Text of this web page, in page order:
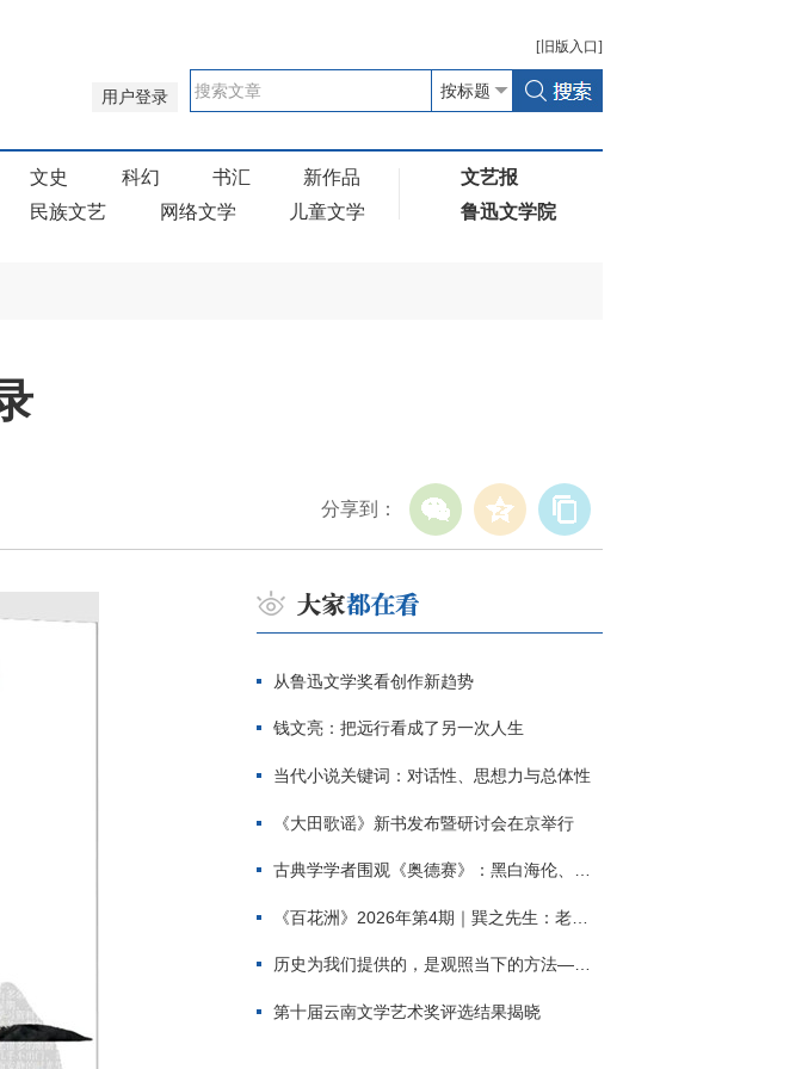
[ 旧版 入口]
用户登录
文史 科幻 书汇
新作品
民族文艺 网络文学 儿童文学
文艺报
鲁迅文学院
分享到：
从鲁迅文学奖看创作新趋势
钱文亮：把远行看成了另一次人生
当代小说关键词：对话性、思想力与总体性
《大田歌谣》新书发布暨研讨会在京举行
古典学学者围观《奥德赛》：黑白海伦、佩涅罗佩的别针与神秘入侵者
《百花洲》2026年第4期｜巽之先生：老兵朱向前侧记三题
历史为我们提供的，是观照当下的方法——历史题材非虚构写作多人谈
第十届云南文学艺术奖评选结果揭晓